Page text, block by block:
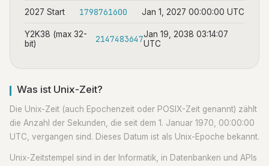
2027 Start 1798761600 Jan 1, 2027 00:00:00 UTC
Y2K38 (max 32-
bit)
2147483647Jan 19, 2038 03:14:07
UTC
Was ist Unix-Zeit?
Die Unix-Zeit (auch Epochenzeit oder POSIX-Zeit genannt) zählt
die Anzahl der Sekunden, die seit dem 1. Januar 1970, 00:00:00
UTC, vergangen sind. Dieses Datum ist als Unix-Epoche bekannt.
Unix-Zeitstempel sind in der Informatik, in Datenbanken und APIs